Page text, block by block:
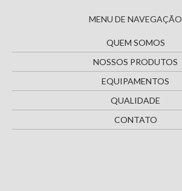
MENU DE NAVEGAÇÃO
QUEM SOMOS
NOSSOS PRODUTOS
EQUIPAMENTOS
QUALIDADE
CONTATO